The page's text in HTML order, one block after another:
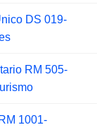
DS 019-
RM 505-
1001-